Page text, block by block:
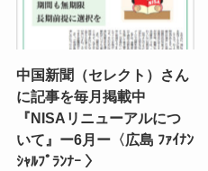
中国新聞（セレクト）さん
に記事を毎月掲載中
『NISAリニューアルにつ
いて』ー6月ー〈広島 ﾌｧｲﾅﾝ
ｼｬﾙﾌﾟﾗﾝﾅｰ 〉